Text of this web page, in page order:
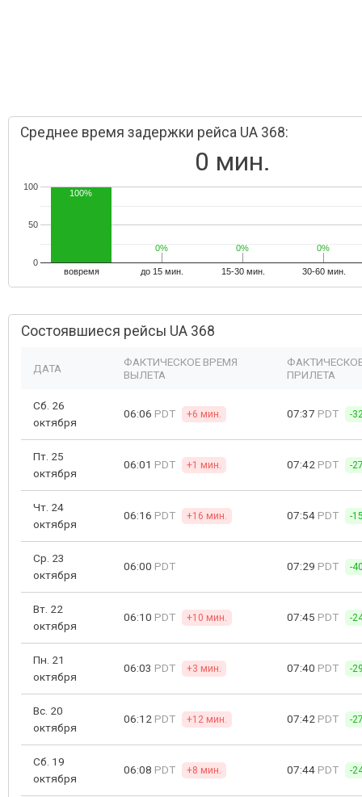
Среднее время задержки рейса UA 368:
0 мин.
вовремя до 15 мин. 15-30 мин. 30-60 мин.
0
50
100
100%
0%
0% 0%
0% 0%
0%
Состоявшиеся рейсы UA 368
ДАТА
ФАКТИЧЕСКОЕ ВРЕМЯ
ВЫЛЕТА
ПРИЛЕТА
Сб. 26
октября
06:06 PDT +6 мин. 07:37 PDT -
Пт. 25
октября
06:01 PDT +1 мин. 07:42 PDT -
Чт. 24
октября
06:16 PDT +16 мин. 07:54 PDT -
Ср. 23
октября
06:00 PDT 07:29 PDT -
Вт. 22
октября
06:10 PDT +10 мин. 07:45 PDT -
Пн. 21
октября
06:03 PDT +3 мин. 07:40 PDT -
Вс. 20
октября
06:12 PDT +12 мин. 07:42 PDT -
Сб. 19
октября
06:08 PDT +8 мин. 07:44 PDT -